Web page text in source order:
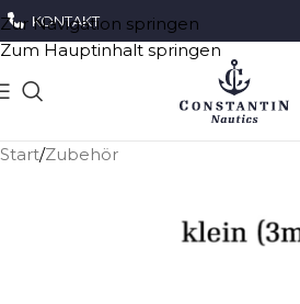
Zur Navigation springen
Zum Hauptinhalt springen
KONTAKT
Start/Zubehör